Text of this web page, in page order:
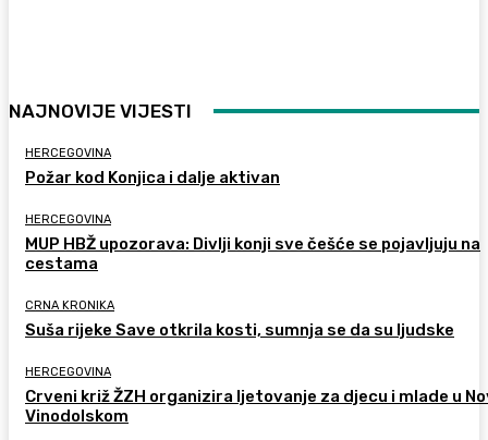
NAJNOVIJE VIJESTI
HERCEGOVINA
Požar kod Konjica i dalje aktivan
HERCEGOVINA
MUP HBŽ upozorava: Divlji konji sve češće se pojavljuju na
cestama
CRNA KRONIKA
Suša rijeke Save otkrila kosti, sumnja se da su ljudske
HERCEGOVINA
Crveni križ ŽZH organizira ljetovanje za djecu i mlade u
Vinodolskom